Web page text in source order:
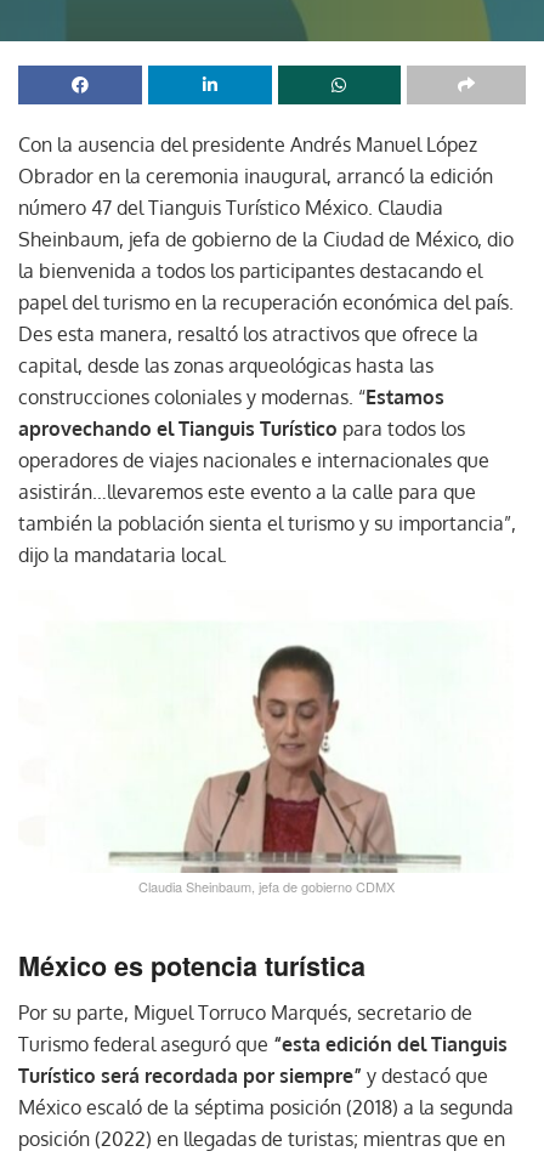
Con la ausencia del presidente Andrés Manuel López
Obrador en la ceremonia inaugural, arrancó la edición
número 47 del Tianguis Turístico México. Claudia
Sheinbaum, jefa de gobierno de la Ciudad de México, dio
la bienvenida a todos los participantes destacando el
papel del turismo en la recuperación económica del país.
Des esta manera, resaltó los atractivos que ofrece la
capital, desde las zonas arqueológicas hasta las
construcciones coloniales y modernas. “Estamos
aprovechando el Tianguis Turístico para todos los
operadores de viajes nacionales e internacionales que
asistirán…llevaremos este evento a la calle para que
también la población sienta el turismo y su importancia”,
dijo la mandataria local.
Claudia Sheinbaum, jefa de gobierno CDMX
México es potencia turística
Por su parte, Miguel Torruco Marqués, secretario de
Turismo federal aseguró que “esta edición del Tianguis
Turístico será recordada por siempre” y destacó que
México escaló de la séptima posición (2018) a la segunda
posición (2022) en llegadas de turistas; mientras que en